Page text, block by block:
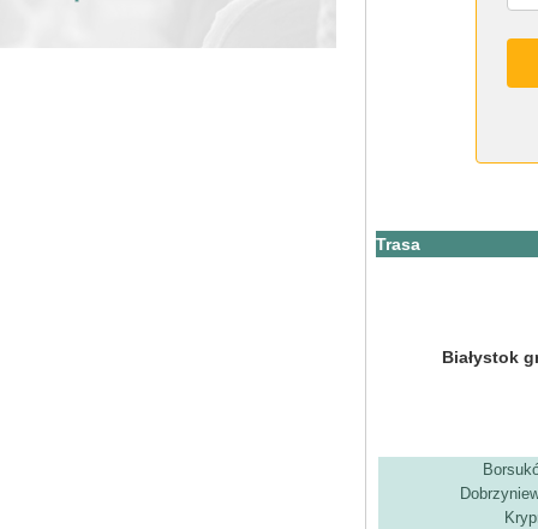
Trasa
Białystok